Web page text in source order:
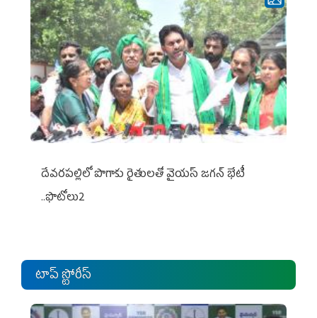
దేవరపల్లిలో పొగాకు రైతులతో వైయస్ జగన్ భేటీ
..ఫొటోలు2
టాప్ స్టోరీస్